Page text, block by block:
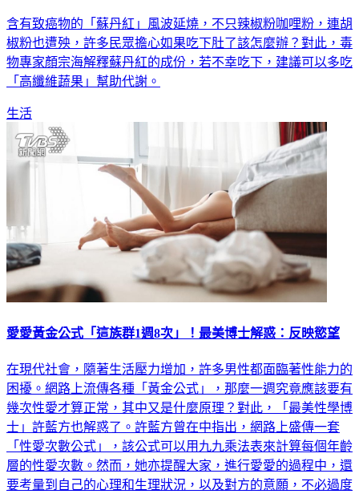
含有致癌物的「蘇丹紅」風波延燒，不只辣椒粉咖哩粉，連胡
椒粉也遭殃，許多民眾擔心如果吃下肚了該怎麼辦？對此，毒
物專家顏宗海解釋蘇丹紅的成份，若不幸吃下，建議可以多吃
「高纖維蔬果」幫助代謝。
生活
愛愛黃金公式「這族群1週8次」！最美博士解惑：反映慾望
在現代社會，隨著生活壓力增加，許多男性都面臨著性能力的
困擾。網路上流傳各種「黃金公式」，那麼一週究竟應該要有
幾次性愛才算正常，其中又是什麼原理？對此，「最美性學博
士」許藍方也解惑了。許藍方曾在中指出，網路上盛傳一套
「性愛次數公式」，該公式可以用九九乘法表來計算每個年齡
層的性愛次數。然而，她亦提醒大家，進行愛愛的過程中，還
要考量到自己的心理和生理狀況，以及對方的意願，不必過度